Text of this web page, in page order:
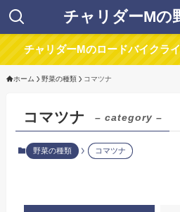
チャリダーMの
チャリダーMのロードバイクラ
ホーム 野菜の種類 コマツナ
コマツナ – category –
野菜の種類 コマツナ